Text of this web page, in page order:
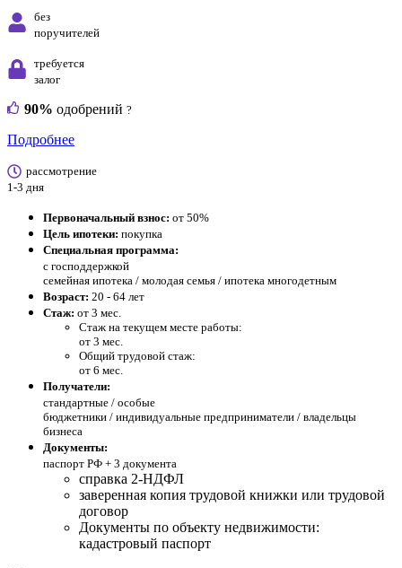
без
поручителей
требуется
залог
90% одобрений ?
Подробнее
рассмотрение
1-3 дня
Первоначальный взнос: от 50%
Цель ипотеки: покупка
Специальная программа:
с господдержкой
семейная ипотека / молодая семья / ипотека многодетным
Возраст: 20 - 64 лет
Стаж: от 3 мес.
Стаж на текущем месте работы:
от 3 мес.
Общий трудовой стаж:
от 6 мес.
Получатели:
стандартные / особые
бюджетники / индивидуальные предприниматели / владельцы
бизнеса
Документы:
паспорт РФ + 3 документа
справка 2-НДФЛ
заверенная копия трудовой книжки или трудовой
договор
Документы по объекту недвижимости:
кадастровый паспорт